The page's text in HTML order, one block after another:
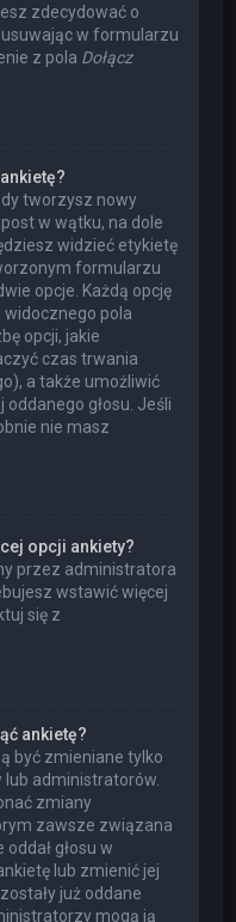
zdecydować o
w formularzu
z pola Dołącz
tworzysz nowy
w wątku, na dole
widzieć etykietę
formularzu
opcje. Każdą opcję
pola
opcji, jakie
czas trwania
a także umożliwić
głosu. Jeśli
nie masz
opcji ankiety?
przez administratora
wstawić więcej
się z
ankietę?
być zmieniane tylko
administratorów.
zmiany
zawsze związana
głosu w
lub zmienić jej
już oddane
mogą ją